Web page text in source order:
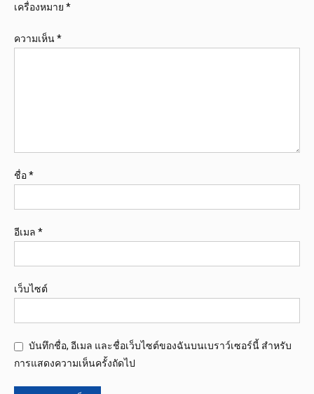
เครื่องหมาย *
ความเห็น*
ชื่อ*
อีเมล *
เว็บไซต์
บันทึกชื่อ, อีเมล และชื่อเว็บไซต์ของฉันบนเบราว์เซอร์นี้ สำหรับ
การแสดงความเห็นครั้งถัดไป